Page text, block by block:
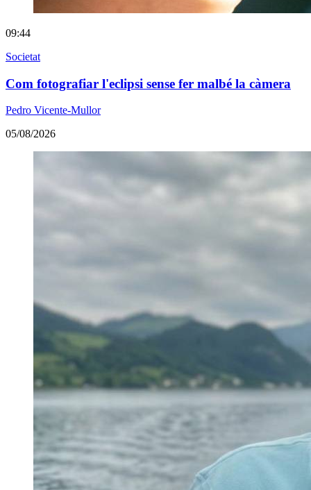
09:44
Societat
Com fotografiar l'eclipsi sense fer malbé la càmera
Pedro Vicente-Mullor
05/08/2026